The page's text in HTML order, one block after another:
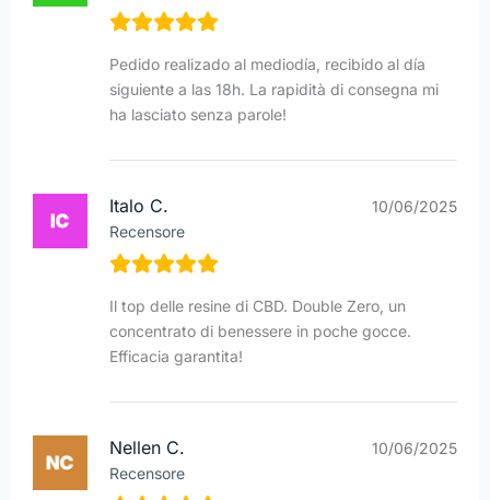
Pedido realizado al mediodía, recibido al día
siguiente a las 18h. La rapidità di consegna mi
ha lasciato senza parole!
Italo C.
Recensore
10/06/2025
Il top delle resine di CBD. Double Zero, un
concentrato di benessere in poche gocce.
Efficacia garantita!
Nellen C.
Recensore
10/06/2025